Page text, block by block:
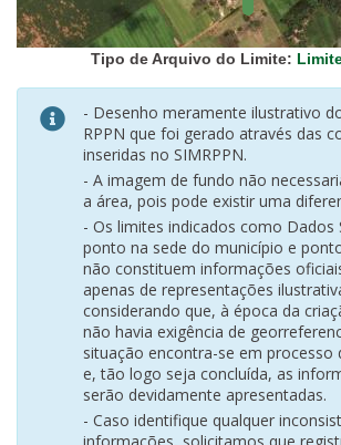
(IBGE)
Tipo de Arquivo do Limite:
- Desenho meramente ilustrativo
RPPN que foi gerado através das
inseridas no SIMRPPN.
- A imagem de fundo não
a área, pois pode existir uma
- Os limites indicados como Dados
ponto na sede do município e
não constituem informações
apenas de representações
considerando que, à época da
não havia exigência de
situação encontra-se em processo
e, tão logo seja concluída, as
serão devidamente apresentadas.
- Caso identifique qualquer